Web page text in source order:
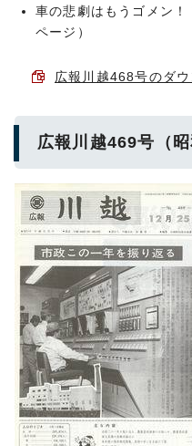
車の悲劇はもうゴメン
ページ）
広報川越468号のダ
広報川越469号（